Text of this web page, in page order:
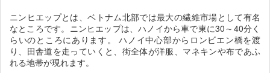
ニンヒエップとは、ベトナム北部では最大の繊維市場として有名
なところです。ニンヒエップは、ハノイから車で東に30～40分く
らいのところにあります。 ハノイ中心部からロンビエン橋を渡
り、田舎道を走っていくと、街全体が洋服、マネキンや布であふ
れる地帯が現れます。